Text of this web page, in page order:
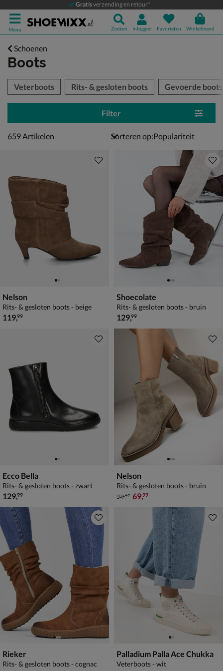
Gratisverzending en retour*
Menu Zoeken Inloggen Favorieten Winkelmand
Schoenen
Boots
over
Veterboots Rits- & gesloten boots Gevoerde boots
Filter
659 artikelen
659Artikelen Sorteren op:
Nelson
Rits- & gesloten boots - beige
€ 119,99
119,99
Shoecolate
Rits- & gesloten boots - bruin
€ 129,99
129,99
Ecco Bella
Rits- & gesloten boots - zwart
€ 129,99
129,99
Nelson
Rits- & gesloten boots - bruin
van € 99,99 voor € 69,99
99,99 69,99
Rieker
Rits- & gesloten boots - cognac
Palladium Palla Ace Chukka
Veterboots - wit